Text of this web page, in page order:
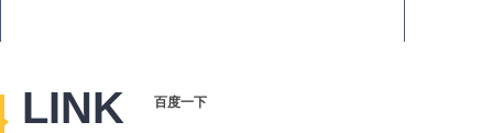
LINK 百度一下